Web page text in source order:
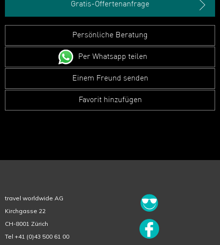
Gratis-Offertenanfrage
Persönliche Beratung
Per Whatsapp teilen
Einem Freund senden
Favorit hinzufügen
travel worldwide AG
Kirchgasse 22
CH-8001 Zürich
Tel +41 (0)43 500 61 00